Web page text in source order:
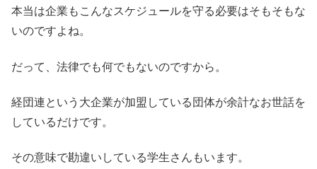
本当は企業もこんなスケジュールを守る必要はそもそもな
いのですよね。
だって、法律でも何でもないのですから。
経団連という大企業が加盟している団体が余計なお世話を
しているだけです。
その意味で勘違いしている学生さんもいます。